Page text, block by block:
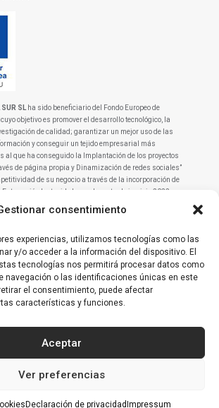
consentimiento
experiencias, utilizamos tecnologías como las
y/o acceder a la información del dispositivo. El
tecnologías nos permitirá procesar datos como
navegación o las identificaciones únicas en este
el consentimiento, puede afectar
características y funciones.
Aceptar
Ver preferencias
Declaración de privacidad Impressum
SUR SL ha sido beneficiario del Fondo Europeo de
objetivo es promover el desarrollo tecnológico, la
de calidad; garantizar un mejor uso de las
y conseguir un tejido empresarial más
al que ha conseguido la Implantación de los proyectos
de página propia y Dinamización de redes sociales”
de su negocio a través de la incorporación de
Esta acción ha tenido lugar durante el ejercicio 2022.
Industria, Servicios y Navegación de Sevilla.
Europa.
Grupo Cardenal Sur – Creado por